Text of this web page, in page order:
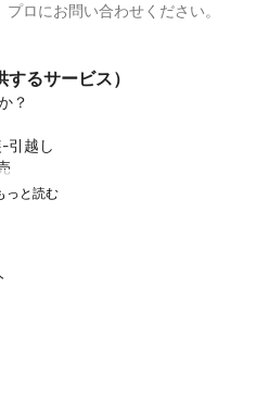
ロにお問い合わせください。
るサービス）
？
引越し
対応致します。